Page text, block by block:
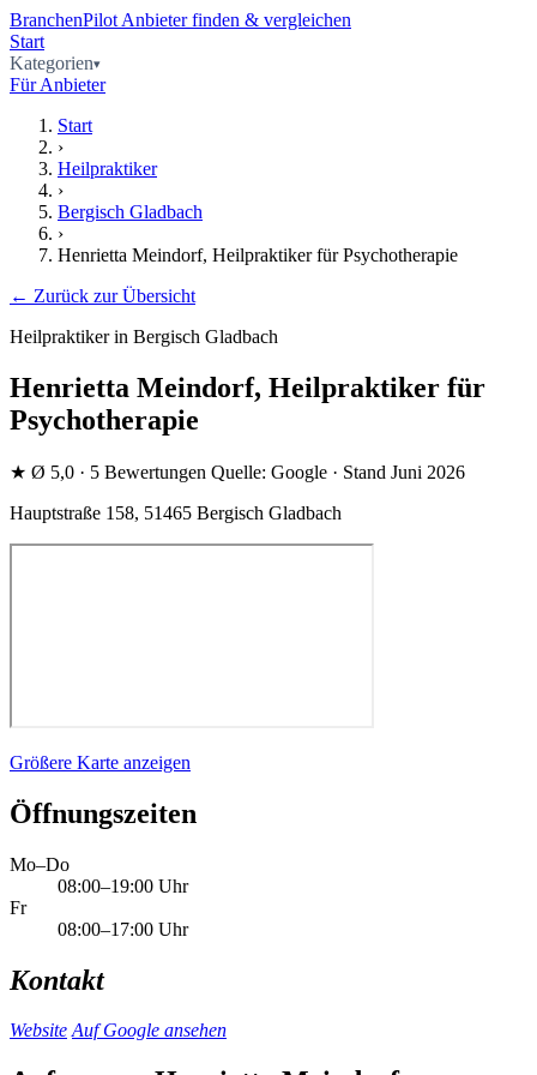
BranchenPilot Anbieter finden & vergleichen
Start
Kategorien
Für Anbieter
Start
›
Heilpraktiker
›
Bergisch Gladbach
›
Henrietta Meindorf, Heilpraktiker für Psychotherapie
← Zurück zur Übersicht
Heilpraktiker in Bergisch Gladbach
Henrietta Meindorf, Heilpraktiker für
Psychotherapie
★ Ø 5,0 · 5 Bewertungen Quelle: Google · Stand Juni 2026
Hauptstraße 158, 51465 Bergisch Gladbach
Größere Karte anzeigen
Öffnungszeiten
Mo–Do
08:00–19:00 Uhr
Fr
08:00–17:00 Uhr
Kontakt
Website Auf Google ansehen